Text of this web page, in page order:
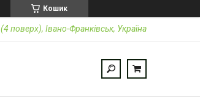
Кошик
поверх), Івано-Франківськ, Україна